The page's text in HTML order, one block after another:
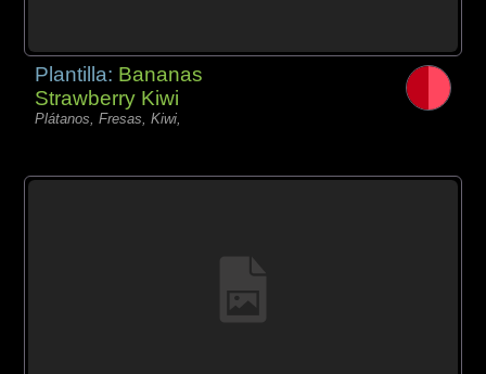
Plantilla: Bananas
Strawberry Kiwi
Plátanos, Fresas, Kiwi,